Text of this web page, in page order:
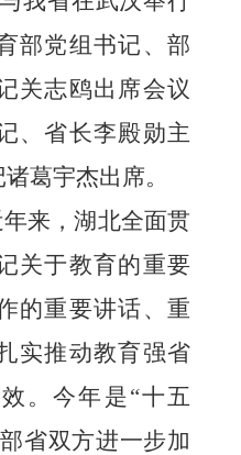
部党组书记、部
关志鸥出席会议
、省长李殿勋主
葛宇杰出席。
来，湖北全面贯
关于教育的重要
的重要讲话、重
实推动教育强省
。今年是“十五
省双方进一步加